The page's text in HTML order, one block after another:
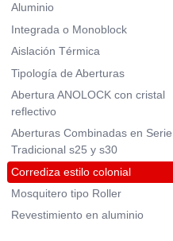
Aluminio
Integrada o Monoblock
Aislación Térmica
Tipología de Aberturas
Abertura ANOLOCK con cristal
reflectivo
Aberturas Combinadas en Serie
Tradicional s25 y s30
Corrediza estilo colonial
Mosquitero tipo Roller
Revestimiento en aluminio